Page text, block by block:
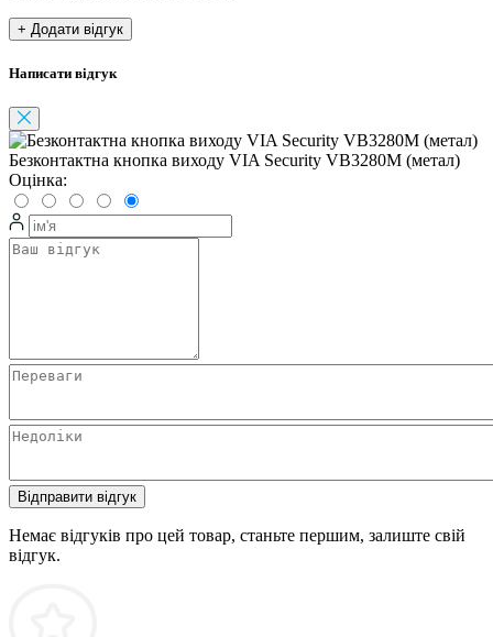
+ Додати відгук
Написати відгук
Безконтактна кнопка виходу VIA Security VB3280M (метал)
Оцінка:
Відправити відгук
Немає відгуків про цей товар, станьте першим, залиште свій
відгук.